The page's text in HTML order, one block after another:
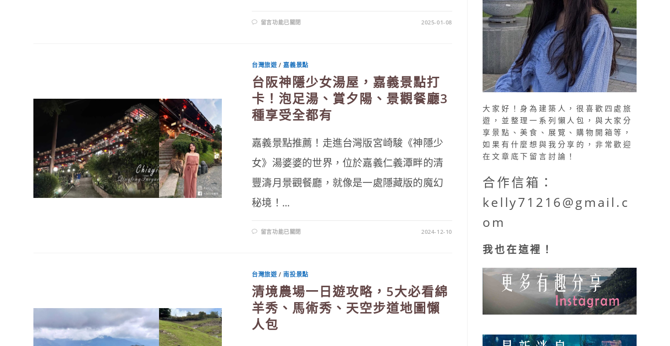
在
〈走
世
界！
龍
崎
光
節
空
山
祭
亮
點、
費
接
駁、
票
價〉
中
留言功能已關閉 2025-01-08
台灣旅遊/嘉義景點
台阪神隱少女湯屋，嘉義景點打
卡！泡足湯、賞夕陽、景觀餐廳3
種享受全都有
嘉義景點推薦！走進台灣版宮崎駿《神隱少
女》湯婆婆的世界，位於嘉義仁義潭畔的清
豐濤月景觀餐廳，就像是一處隱藏版的魔幻
秘境！...
在
〈台
女
湯
屋，
嘉
義
景
點
打
卡！
泡
留言功能已關閉 2024-12-10
台灣旅遊/南投景點
清境農場一日遊攻略，5大必看綿
羊秀、馬術秀、天空步道地圖懶
人包
大家好！身為建築人，很喜歡四處旅
遊，並整理一系列懶人包，與大家分
享景點、美食、展覽、購物開箱等，
如果有什麼想與我分享的，非常歡迎
在文章底下留言討論！
合作信箱：
kelly71216@gmail.c
om
我也在這裡！